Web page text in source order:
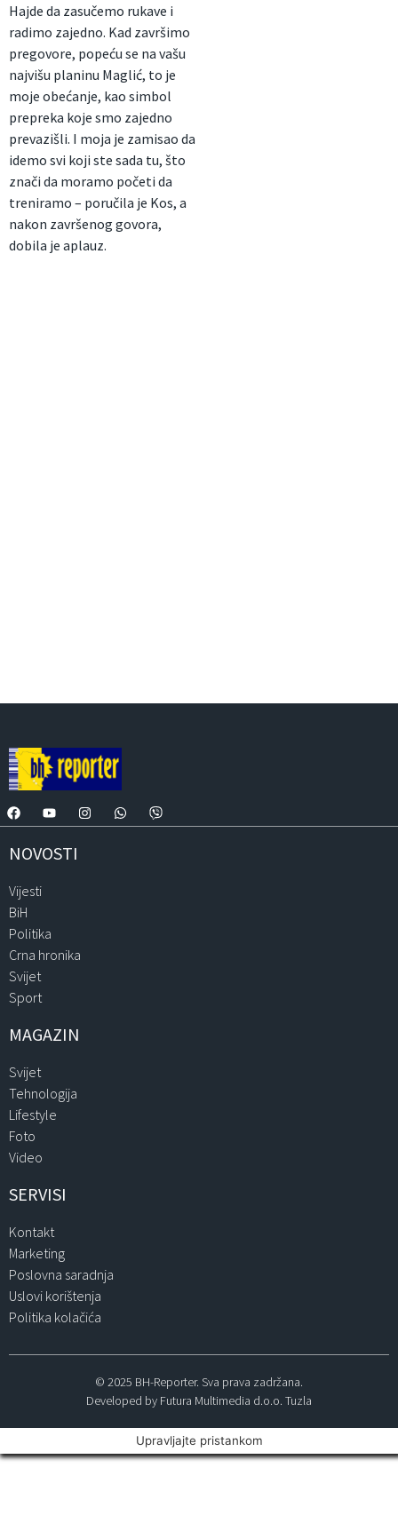
Hajde da zasučemo rukave i
radimo zajedno. Kad završimo
pregovore, popeću se na vašu
najvišu planinu Maglić, to je
moje obećanje, kao simbol
prepreka koje smo zajedno
prevazišli. I moja je zamisao da
idemo svi koji ste sada tu, što
znači da moramo početi da
treniramo – poručila je Kos, a
nakon završenog govora,
dobila je aplauz.
NOVOSTI
Vijesti
BiH
Politika
Crna hronika
Svijet
Sport
MAGAZIN
Svijet
Tehnologija
Lifestyle
Foto
Video
SERVISI
Kontakt
Marketing
Poslovna saradnja
Uslovi korištenja
Politika kolačića
© 2025 BH-Reporter. Sva prava zadržana.
Developed by Futura Multimedia d.o.o. Tuzla
Upravljajte pristankom